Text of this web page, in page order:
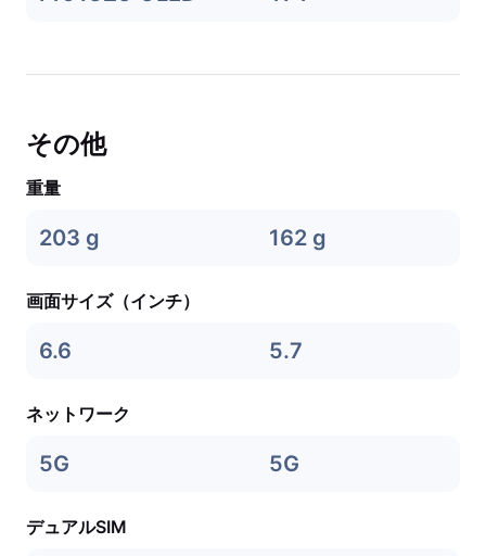
その他
重量
203 g 162 g
画面サイズ（インチ）
6.6 5.7
ネットワーク
5G 5G
デュアルSIM